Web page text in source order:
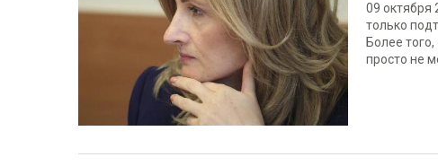
09 октября
только
Более
просто не